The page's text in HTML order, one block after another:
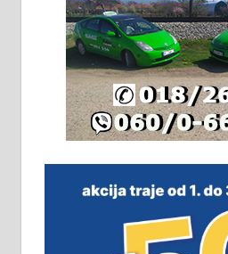
Издајем комплетно
халу на
плацу површине
064/321-80-51; 063/102-
м2 са плацем од 8
виру у
замена. 064/21-63-584